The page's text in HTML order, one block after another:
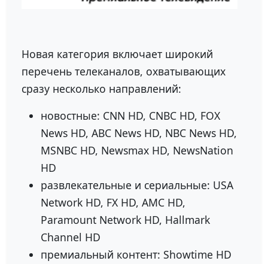
Новая категория включает широкий
перечень телеканалов, охватывающих
сразу несколько направлений:
новостные: CNN HD, CNBC HD, FOX
News HD, ABC News HD, NBC News HD,
MSNBC HD, Newsmax HD, NewsNation
HD
развлекательные и сериальные: USA
Network HD, FX HD, AMC HD,
Paramount Network HD, Hallmark
Channel HD
премиальный контент: Showtime HD